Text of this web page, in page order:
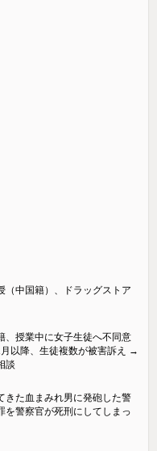
（中国籍）、ドラッグストア
、授業中に女子生徒へ不同意
以降、生徒複数が被害訴え →
談
きた血まみれ男に発砲した警
を警察官が死刑にしてしまっ